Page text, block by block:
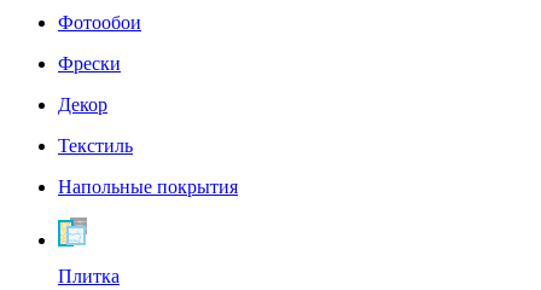
Фотообои
Фрески
Декор
Текстиль
Напольные покрытия
Плитка